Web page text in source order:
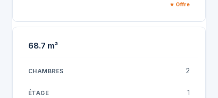
★ Offre
68.7 m²
2
1